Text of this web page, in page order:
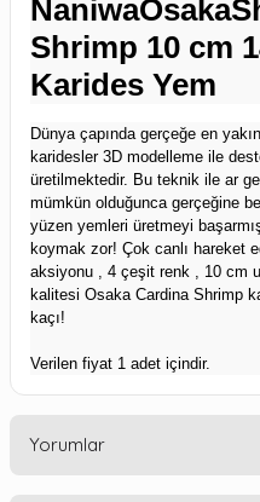
Shrimp 10 cm
Karides Yem
Dünya çapında gerçeğe en
karidesler 3D modelleme ile
üretilmektedir. Bu teknik ile ar
mümkün olduğunca gerçeğine
yüzen yemleri üretmeyi
koymak zor! Çok canlı hareket
aksiyonu , 4 çeşit renk , 10 cm
kalitesi Osaka Cardina Shrimp
kaçı!
Verilen fiyat 1 adet içindir.
Yorumlar